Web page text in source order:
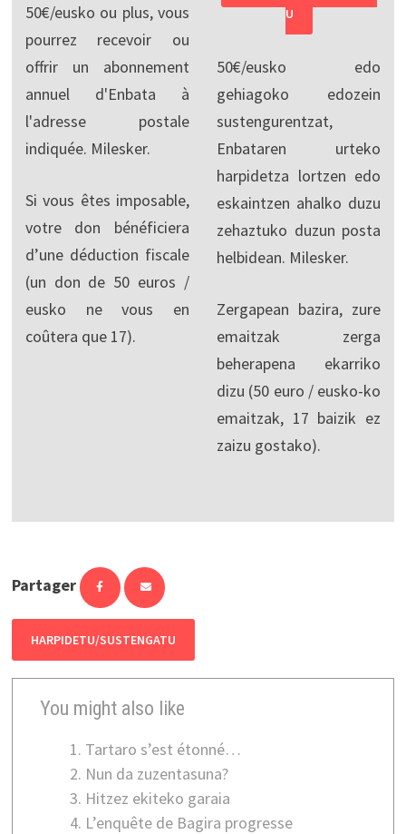
50€/eusko ou plus, vous
pourrez recevoir ou
offrir un abonnement
annuel d'Enbata à
l'adresse postale
indiquée. Milesker.
Si vous êtes imposable,
votre don bénéficiera
d’une déduction fiscale
(un don de 50 euros /
eusko ne vous en
coûtera que 17).
U
50€/eusko edo
gehiagoko edozein
sustengurentzat,
Enbataren urteko
harpidetza lortzen edo
eskaintzen ahalko duzu
zehaztuko duzun posta
helbidean. Milesker.
Zergapean bazira, zure
emaitzak zerga
beherapena ekarriko
dizu (50 euro / eusko-ko
emaitzak, 17 baizik ez
zaizu gostako).
Partager
HARPIDETU/SUSTENGATU
You might also like
Tartaro s’est étonné…
Nun da zuzentasuna?
Hitzez ekiteko garaia
L’enquête de Bagira progresse